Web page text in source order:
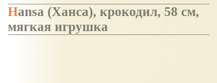
Hansa (Ханса), крокодил, 58 см,
мягкая игрушка